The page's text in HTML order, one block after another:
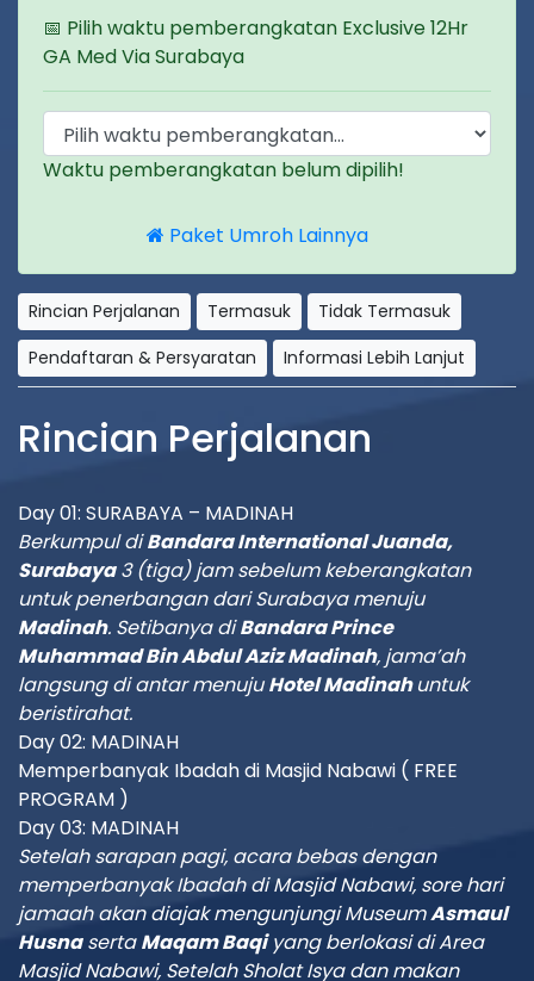
📅 Pilih waktu pemberangkatan Exclusive 12Hr
GA Med Via Surabaya
Waktu pemberangkatan belum dipilih!
Paket Umroh Lainnya
Rincian Perjalanan Termasuk
Tidak Termasuk
Pendaftaran & Persyaratan
Informasi Lebih Lanjut
Rincian Perjalanan
Day 01: SURABAYA – MADINAH
Berkumpul diBandara InternationalJuanda,
Surabaya3 (tiga) jam sebelum keberangkatan
untuk penerbangan dariSurabayamenuju
Madinah. Setibanya diBandara Prince
Muhammad Bin Abdul Aziz Madinah, jama’ah
langsung di antar menujuHotel Madinahuntuk
beristirahat.
Day 02: MADINAH
Memperbanyak Ibadah di Masjid Nabawi ( FREE
PROGRAM )
Day 03: MADINAH
Setelah sarapan pagi, acara bebas dengan
memperbanyak Ibadah di Masjid Nabawi, sore hari
jamaah akan diajak mengunjungi MuseumAsmaul
HusnasertaMaqam Baqiyang berlokasi di Area
Masjid Nabawi, Setelah Sholat Isya dan makan